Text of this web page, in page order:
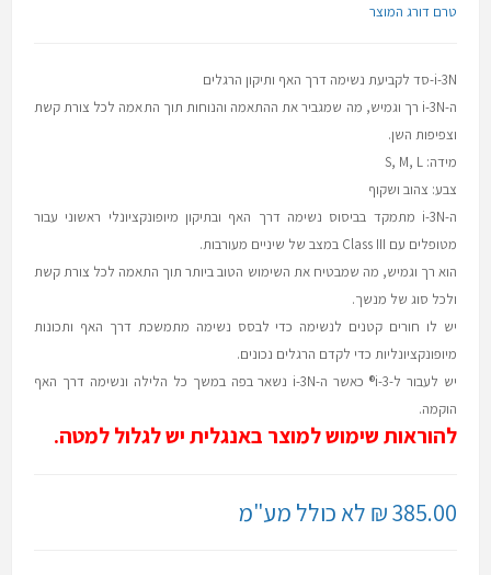
טרם דורג המוצר
i-3N-סד לקביעת נשימה דרך האף ותיקון הרגלים
ה-i-3N רך וגמיש, מה שמגביר את ההתאמה והנוחות תוך התאמה לכל צורת קשת
וצפיפות השן.
​מידה: S, M, L
צבע: צהוב ושקוף
ה-i-3N מתמקד בביסוס נשימה דרך האף ובתיקון מיופונקציונלי ראשוני עבור
מטופלים עם Class III במצב של שיניים מעורבות.
הוא רך וגמיש, מה שמבטיח את השימוש הטוב ביותר תוך התאמה לכל צורת קשת
ולכל סוג של מנשך.
יש לו חורים קטנים לנשימה כדי לבסס נשימה מתמשכת דרך האף ותכונות
מיופונקציונליות כדי לקדם הרגלים נכונים.
יש לעבור ל-i-3® כאשר ה-i-3N נשאר בפה במשך כל הלילה ונשימה דרך האף
הוקמה.
להוראות שימוש למוצר באנגלית יש לגלול למטה.
385.00 ₪ לא כולל מע"מ